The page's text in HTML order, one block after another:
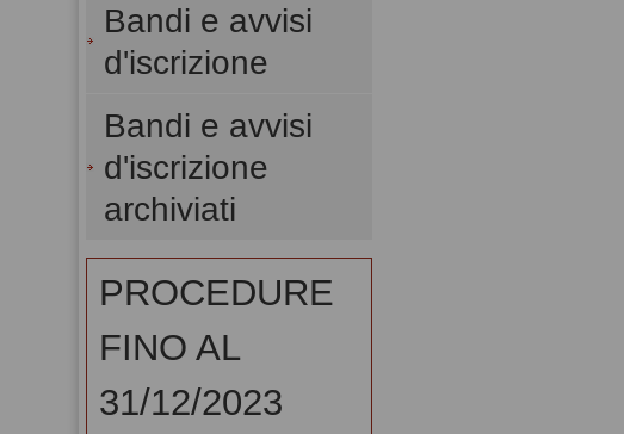
Bandi e avvisi
d'iscrizione
Bandi e avvisi
d'iscrizione
archiviati
PROCEDURE
FINO AL
31/12/2023